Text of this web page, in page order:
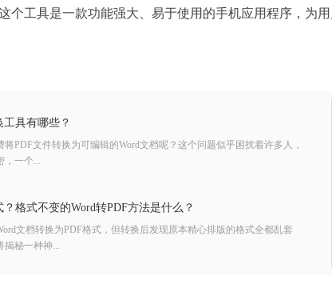
个工具是一款功能强大、易于使用的手机应用程序，为
工具有哪些？
PDF文件转换为可编辑的Word文档呢？这个问题似乎困扰着许多人，
一个...
格式不变的Word转PDF方法是什么？
文档转换为PDF格式，但转换后发现原本精心排版的格式全都乱套
秘一种神...